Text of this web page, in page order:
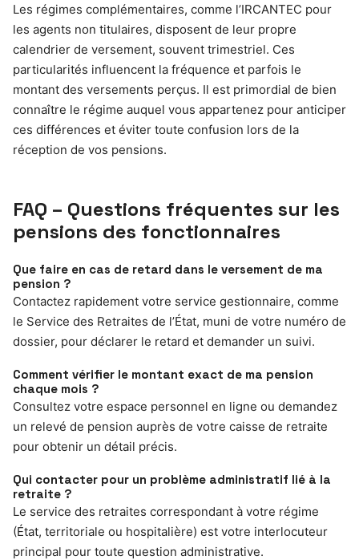
Les régimes complémentaires, comme l’IRCANTEC pour
les agents non titulaires, disposent de leur propre
calendrier de versement, souvent trimestriel. Ces
particularités influencent la fréquence et parfois le
montant des versements perçus. Il est primordial de bien
connaître le régime auquel vous appartenez pour anticiper
ces différences et éviter toute confusion lors de la
réception de vos pensions.
FAQ – Questions fréquentes sur les
pensions des fonctionnaires
Que faire en cas de retard dans le versement de ma
pension ?
Contactez rapidement votre service gestionnaire, comme
le Service des Retraites de l’État, muni de votre numéro de
dossier, pour déclarer le retard et demander un suivi.
Comment vérifier le montant exact de ma pension
chaque mois ?
Consultez votre espace personnel en ligne ou demandez
un relevé de pension auprès de votre caisse de retraite
pour obtenir un détail précis.
Qui contacter pour un problème administratif lié à la
retraite ?
Le service des retraites correspondant à votre régime
(État, territoriale ou hospitalière) est votre interlocuteur
principal pour toute question administrative.